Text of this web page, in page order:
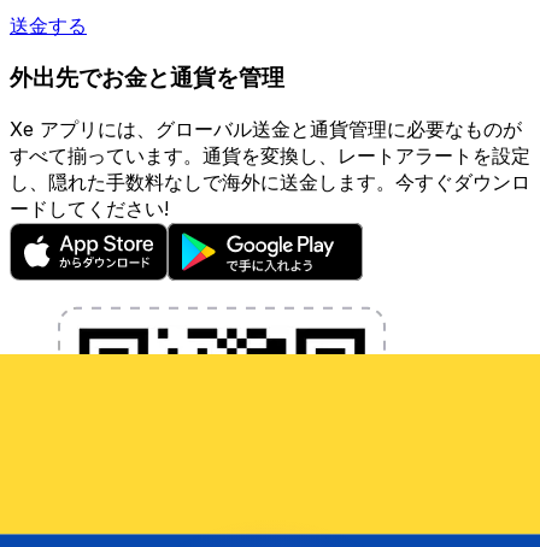
送金する
外出先でお金と通貨を管理
Xe アプリには、グローバル送金と通貨管理に必要なものが
すべて揃っています。通貨を変換し、レートアラートを設定
し、隠れた手数料なしで海外に送金します。今すぐダウンロ
ードしてください!